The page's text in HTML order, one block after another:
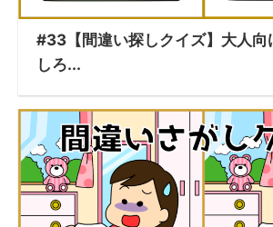
#33【間違い探しクイズ】大人向
しろ...